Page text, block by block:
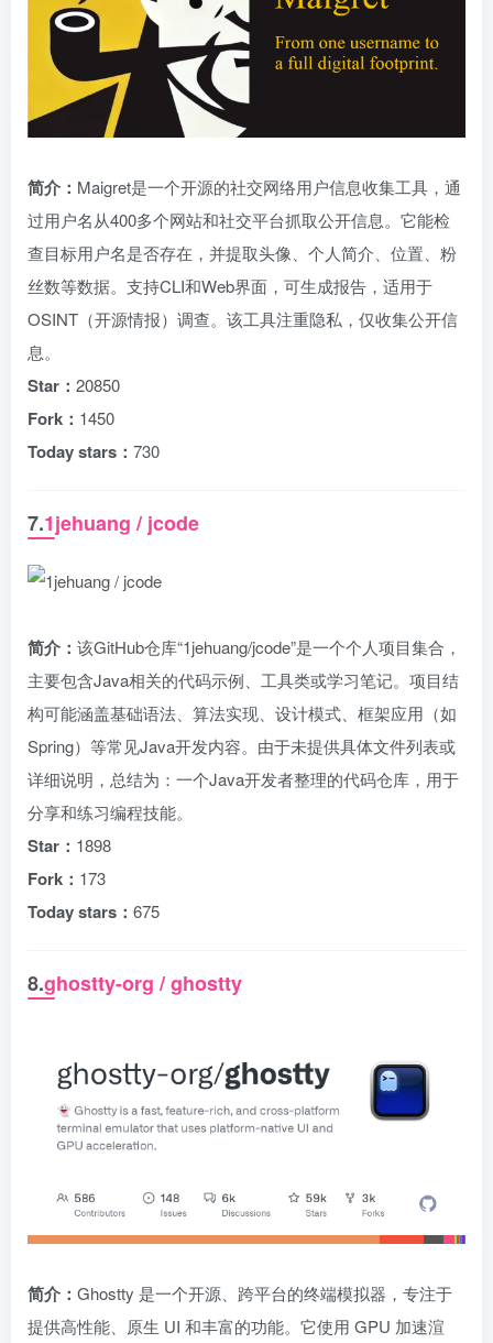
简介： Maigret是一个开源的社交网络用户信息收集工具，通
过用户名从400多个网站和社交平台抓取公开信息。它能检
查目标用户名是否存在，并提取头像、个人简介、位置、粉
丝数等数据。支持CLI和Web界面，可生成报告，适用于
OSINT（开源情报）调查。该工具注重隐私，仅收集公开信
息。
Star： 20850
Fork： 1450
Today stars： 730
7.1jehuang / jcode
简介： 该GitHub仓库“1jehuang/jcode”是一个个人项目集合，
主要包含Java相关的代码示例、工具类或学习笔记。项目结
构可能涵盖基础语法、算法实现、设计模式、框架应用（如
Spring）等常见Java开发内容。由于未提供具体文件列表或
详细说明，总结为：一个Java开发者整理的代码仓库，用于
分享和练习编程技能。
Star： 1898
Fork： 173
Today stars： 675
8.ghostty-org / ghostty
简介： Ghostty 是一个开源、跨平台的终端模拟器，专注于
提供高性能、原生 UI 和丰富的功能。它使用 GPU 加速渲